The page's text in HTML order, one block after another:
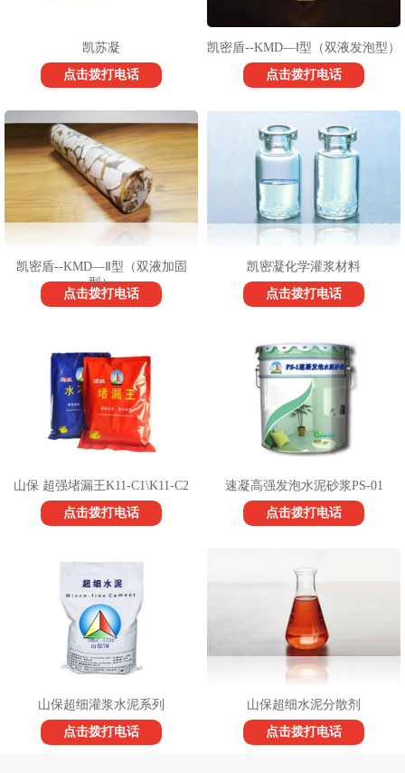
凯苏凝
点击拨打电话
凯密盾--KMD—Ⅰ型（双液发泡型）
点击拨打电话
凯密盾--KMD—Ⅱ型（双液加固
型）
点击拨打电话
凯密凝化学灌浆材料
点击拨打电话
山保 超强堵漏王K11-C1\K11-C2
点击拨打电话
速凝高强发泡水泥砂浆PS-01
点击拨打电话
山保超细灌浆水泥系列
点击拨打电话
山保超细水泥分散剂
点击拨打电话